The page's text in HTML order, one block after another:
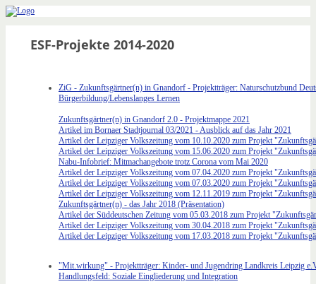
ESF-Projekte 2014-2020
ZiG - Zukunftsgärtner(n) in Gnandorf - Projektträger: Naturschutzbund
Bürgerbildung/Lebenslanges Lernen
Zukunftsgärtner(n) in Gnandorf 2.0 - Projektmappe 2021
Artikel im Bornaer Stadtjournal 03/2021 - Ausblick auf das Jahr 2021
Artikel der Leipziger Volkszeitung vom 10.10.2020 zum Projekt
Artikel der Leipziger Volkszeitung vom 15.06.2020 zum Projekt
Nabu-Infobrief: Mitmachangebote trotz Corona vom Mai 2020
Artikel der Leipziger Volkszeitung vom 07.04.2020 zum Projekt
Artikel der Leipziger Volkszeitung vom 07.03.2020 zum Projekt
Artikel der Leipziger Volkszeitung vom 12.11.2019 zum Projekt
Zukunftsgärtner(n) - das Jahr 2018 (Präsentation)
Artikel der Süddeutschen Zeitung vom 05.03.2018 zum Projekt
Artikel der Leipziger Volkszeitung vom 30.04.2018 zum Projekt
Artikel der Leipziger Volkszeitung vom 17.03.2018 zum Projekt
"Mit.wirkung" - Projektträger: Kinder- und Jugendring Landkreis Leipzig
Handlungsfeld: Soziale Eingliederung und Integration